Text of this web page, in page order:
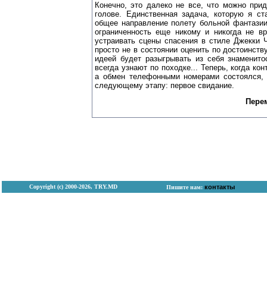
Конечно, это далеко не все, что можно
голове. Единственная задача, которую я
общее направление полету больной
ограниченность еще никому и никогда не
устраивать сцены спасения в стиле Джекки
просто не в состоянии оценить по
идеей будет разыгрывать из себя
всегда узнают по походке... Теперь, когда
а обмен телефонными номерами
следующему этапу: первое свидание.
Copyright (с) 2000-2026, TRY.MD Пишите нам: контакты